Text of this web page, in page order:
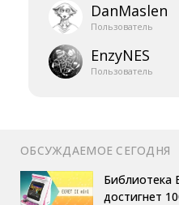
DanMaslen
Пользователь
EnzyNES
Пользователь
ОБСУЖДАЕМОЕ СЕГОДНЯ
Библиотека
достигнет